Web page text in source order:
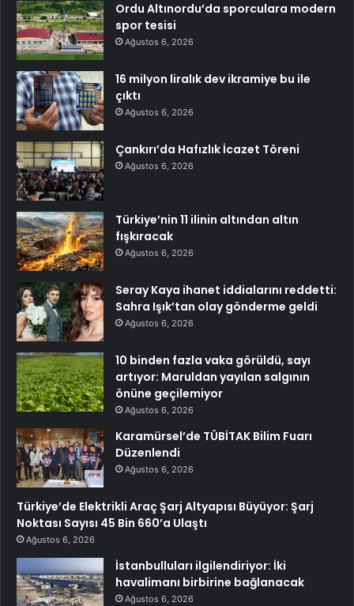
Ordu Altınordu’da sporculara modern
spor tesisi
Ağustos 6, 2026
16 milyon liralık dev ikramiye bu ile
çıktı
Ağustos 6, 2026
Çankırı’da Hafızlık İcazet Töreni
Ağustos 6, 2026
Türkiye’nin 11 ilinin altından altın
fışkıracak
Ağustos 6, 2026
Seray Kaya ihanet iddialarını reddetti:
Sahra Işık’tan olay gönderme geldi
Ağustos 6, 2026
10 binden fazla vaka görüldü, sayı
artıyor: Maruldan yayılan salgının
önüne geçilemiyor
Ağustos 6, 2026
Karamürsel’de TÜBİTAK Bilim Fuarı
Düzenlendi
Ağustos 6, 2026
Türkiye’de Elektrikli Araç Şarj Altyapısı Büyüyor: Şarj
Noktası Sayısı 45 Bin 660’a Ulaştı
Ağustos 6, 2026
İstanbulluları ilgilendiriyor: İki
havalimanı birbirine bağlanacak
Ağustos 6, 2026